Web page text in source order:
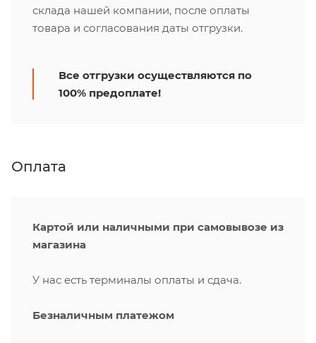
склада нашей компании, после оплаты
товара и согласования даты отгрузки.
Все отгрузки осуществляются по
100% предоплате!
Оплата
Картой или наличными при самовывозе из
магазина
У нас есть терминалы оплаты и сдача.
Безналичным платежом